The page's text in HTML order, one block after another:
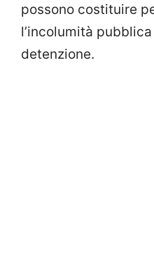
possono costituire
l’incolumità
detenzione.